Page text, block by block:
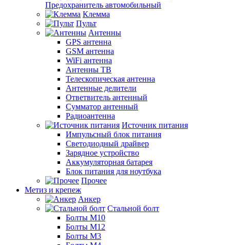
Предохранитель автомобильный
Клемма
Пульт
Антенны
GPS антенна
GSM антенна
WiFi антенна
Антенны ТВ
Телескопическая антенна
Антенные делители
Ответвитель антенный
Сумматор антенный
Радиоантенна
Источник питания
Импульсный блок питания
Светодиодный драйвер
Зарядное устройство
Аккумуляторная батарея
Блок питания для ноутбука
Прочее
Метиз и крепеж
Анкер
Стальной болт
Болты М10
Болты М12
Болты М3